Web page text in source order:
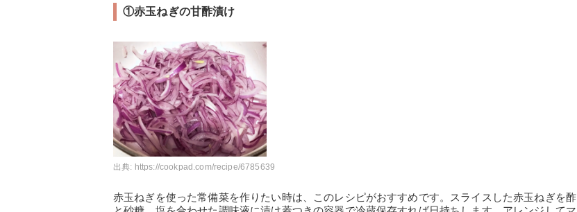
①赤玉ねぎの甘酢漬け
出典: https://cookpad.com/recipe/6785639
赤玉ねぎを使った常備菜を作りたい時は、このレシピがおすすめです。スライスした赤玉ねぎを酢